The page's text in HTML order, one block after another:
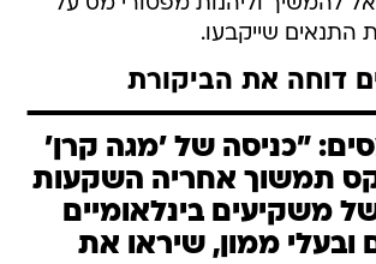
התנאים שייקבעו.
דוחה את הביקורת
"כניסה של 'מגה קרן'
תמשוך אחריה השקעות
משקיעים בינלאומיים
ובעלי ממון, שיראו את